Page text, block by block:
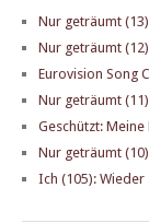
Nur geträumt
Nur geträumt
Eurovision Song
Nur geträumt
Geschützt: Meine
Nur geträumt
Ich (105): Wieder